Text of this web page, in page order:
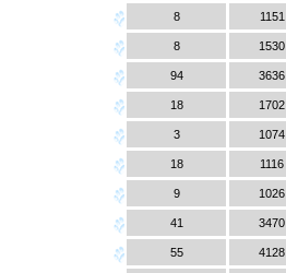
8 1151
8 1530
94 3636
18 1702
3 1074
18 1116
9 1026
41 3470
55 4128